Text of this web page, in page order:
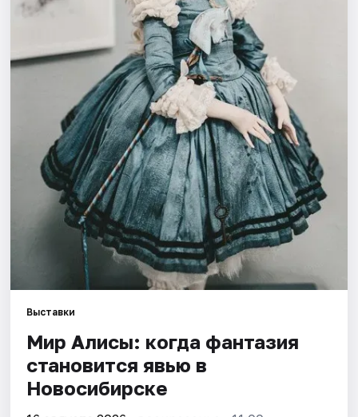
Артисты
Рейтинги
Выставки
Мир Алисы: когда фантазия
становится явью в
Новосибирске